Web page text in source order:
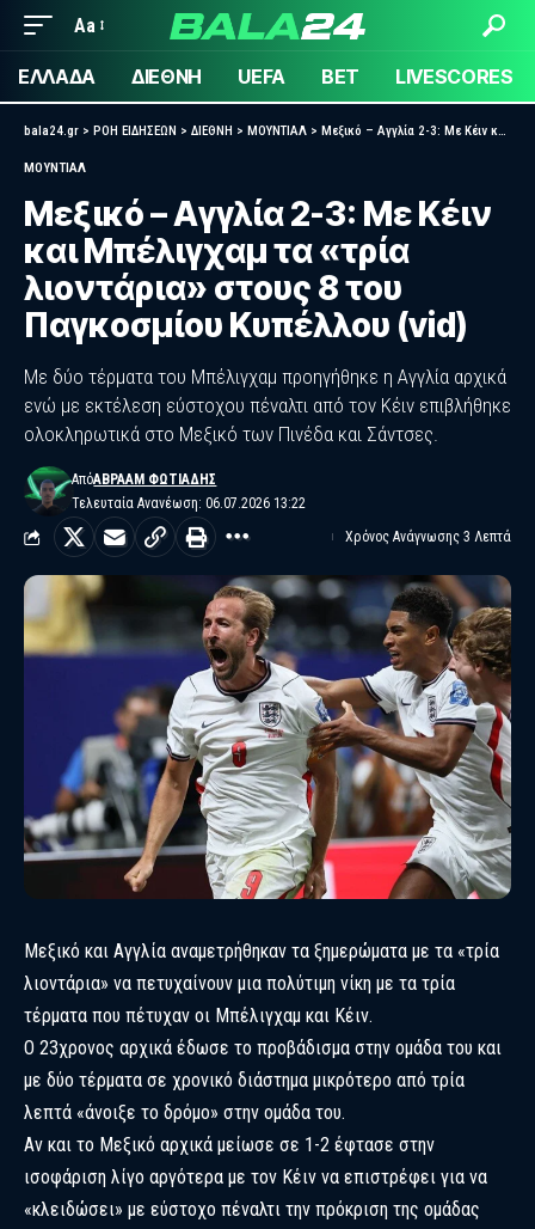
Aa
ΕΛΛΑΔΑ ΔΙΕΘΝΗ UEFA BET LIVESCORES
bala24.gr > ΡΟΗ ΕΙΔΗΣΕΩΝ > ΔΙΕΘΝΗ > ΜΟΥΝΤΙΑΛ > Μεξικό – Αγγλία 2-3: Με Κέιν και Μπέλιγχαμ τα «τρία λιοντάρια» στους 8 του Παγκοσμίου Κυπέλλου (vid)
ΜΟΥΝΤΙΑΛ
Μεξικό – Αγγλία 2-3: Με Κέιν
και Μπέλιγχαμ τα «τρία
λιοντάρια» στους 8 του
Παγκοσμίου Κυπέλλου (vid)
Με δύο τέρματα του Μπέλιγχαμ προηγήθηκε η Αγγλία αρχικά
ενώ με εκτέλεση εύστοχου πέναλτι από τον Κέιν επιβλήθηκε
ολοκληρωτικά στο Μεξικό των Πινέδα και Σάντσες.
Τελευταία Ανανέωση: 06.07.2026 13:22
ΑπόΑΒΡΑΆΜ ΦΩΤΙΆΔΗΣ
Χρόνος Ανάγνωσης 3 Λεπτά
Μεξικό και Αγγλία αναμετρήθηκαν τα ξημερώματα με τα «τρία
λιοντάρια» να πετυχαίνουν μια πολύτιμη νίκη με τα τρία
τέρματα που πέτυχαν οι Μπέλιγχαμ και Κέιν.
Ο 23χρονος αρχικά έδωσε το προβάδισμα στην ομάδα του και
με δύο τέρματα σε χρονικό διάστημα μικρότερο από τρία
λεπτά «άνοιξε το δρόμο» στην ομάδα του.
Αν και το Μεξικό αρχικά μείωσε σε 1-2 έφτασε στην
ισοφάριση λίγο αργότερα με τον Κέιν να επιστρέφει για να
«κλειδώσει» με εύστοχο πέναλτι την πρόκριση της ομάδας